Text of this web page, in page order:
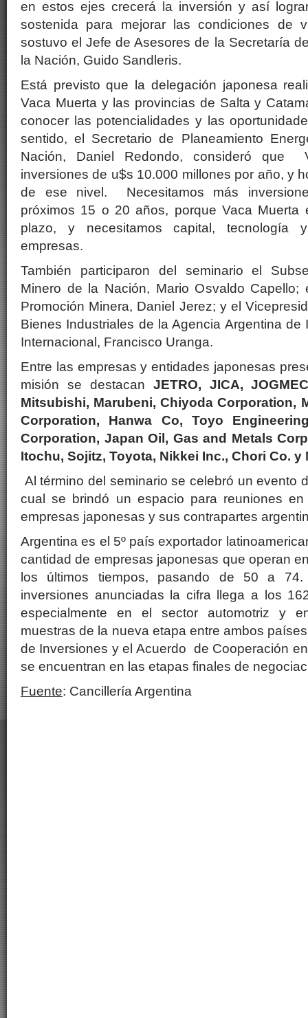
en estos ejes crecerá la inversión y así
sostenida para mejorar las condiciones de
sostuvo el Jefe de Asesores de la Secretaría
la Nación, Guido Sandleris.
Está previsto que la delegación japonesa
Vaca Muerta y las provincias de Salta y
conocer las potencialidades y las
sentido, el Secretario de Planeamiento
Nación, Daniel Redondo, consideró que
inversiones de u$s 10.000 millones por año, y
de ese nivel. Necesitamos más
próximos 15 o 20 años, porque Vaca Muerta
plazo, y necesitamos capital, tecnología
empresas.
También participaron del seminario el
Minero de la Nación, Mario Osvaldo Capello;
Promoción Minera, Daniel Jerez; y el
Bienes Industriales de la Agencia Argentina de
Internacional, Francisco Uranga.
Entre las empresas y entidades japonesas
misión se destacan JETRO, JICA,
Mitsubishi, Marubeni, Chiyoda Corporation,
Corporation, Hanwa Co, Toyo
Corporation, Japan Oil, Gas and Metals
Itochu, Sojitz, Toyota, Nikkei Inc., Chori Co. y
Al término del seminario se celebró un evento
cual se brindó un espacio para reuniones
empresas japonesas y sus contrapartes
Argentina es el 5º país exportador
cantidad de empresas japonesas que operan
los últimos tiempos, pasando de 50 a
inversiones anunciadas la cifra llega a los
especialmente en el sector automotriz y
muestras de la nueva etapa entre ambos
de Inversiones y el Acuerdo de Cooperación
se encuentran en las etapas finales de
Fuente: Cancillería Argentina